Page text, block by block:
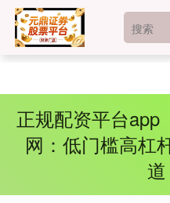
正规配资平台app
网：低门槛高杠
道